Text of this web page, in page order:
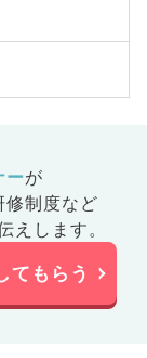
ーが
修制度など
えします。
てもらう